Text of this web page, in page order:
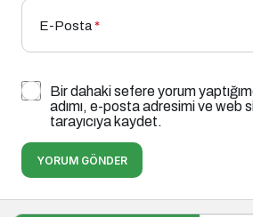
E-Posta*
Bir dahaki sefere yorum
adımı, e-posta adresimi ve web
tarayıcıya kaydet.
YORUM GÖNDER